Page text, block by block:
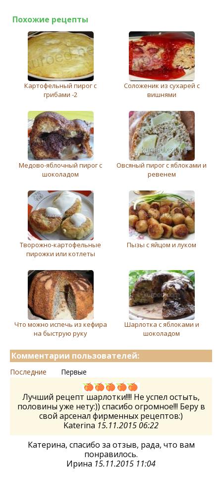
Похожие рецепты
Картофельный пирог с
грибами -2
Соложеник из сухарей с
вишнями
Медово-яблочный пирог с
шоколадом
Овсяный пирог с яблоками и
ревенем
Творожно-картофельные
пирожки или котлеты
Пызы с яйцом и луком
Что можно испечь из кефира
на быструю руку
Шарлотка с яблоками и
шоколадом
Комментарии пользователей:
Последние Первые
Лучший рецепт шарлотки!!!! Не успел остыть,
половины уже нету:)) спасибо огромное!!! Беру в
свой арсенал фирменных рецептов:)
Katerina 15.11.2015 06:22
Катерина, спасибо за отзыв, рада, что вам
понравилось.
Ирина 15.11.2015 11:04